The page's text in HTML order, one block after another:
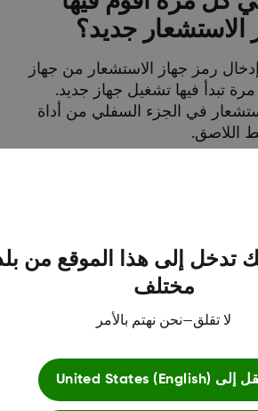
جديد؟
جهاز الاستشعار من جهاز
فيها تشغيل جهاز جديد.
في الجزء السفلي من أداة
إلى هذا الموقع من بلد
مختلف
تقلق—نحن نهتم بالأمر
United States (English)